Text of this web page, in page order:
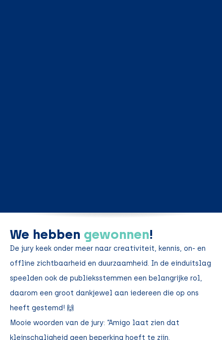
We hebben gewonnen!
De jury keek onder meer naar creativiteit, kennis, on- en
offline zichtbaarheid en duurzaamheid. In de einduitslag
speelden ook de publieksstemmen een belangrijke rol,
daarom een groot dankjewel aan iedereen die op ons
heeft gestemd! 🙌
Mooie woorden van de jury: “Amigo laat zien dat
kleinschaligheid geen beperking hoeft te zijn.